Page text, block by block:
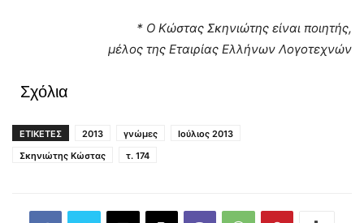
* Ο Κώστας Σκηνιώτης είναι ποιητής,
μέλος της Εταιρίας Ελλήνων Λογοτεχνών
Σχόλια
ΕΤΙΚΕΤΕΣ 2013 γνώμες
Ιούλιος 2013
Σκηνιώτης Κώστας
τ. 174